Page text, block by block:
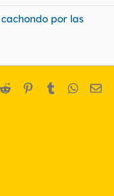
por las
Reddit Pinterest
Tumblr